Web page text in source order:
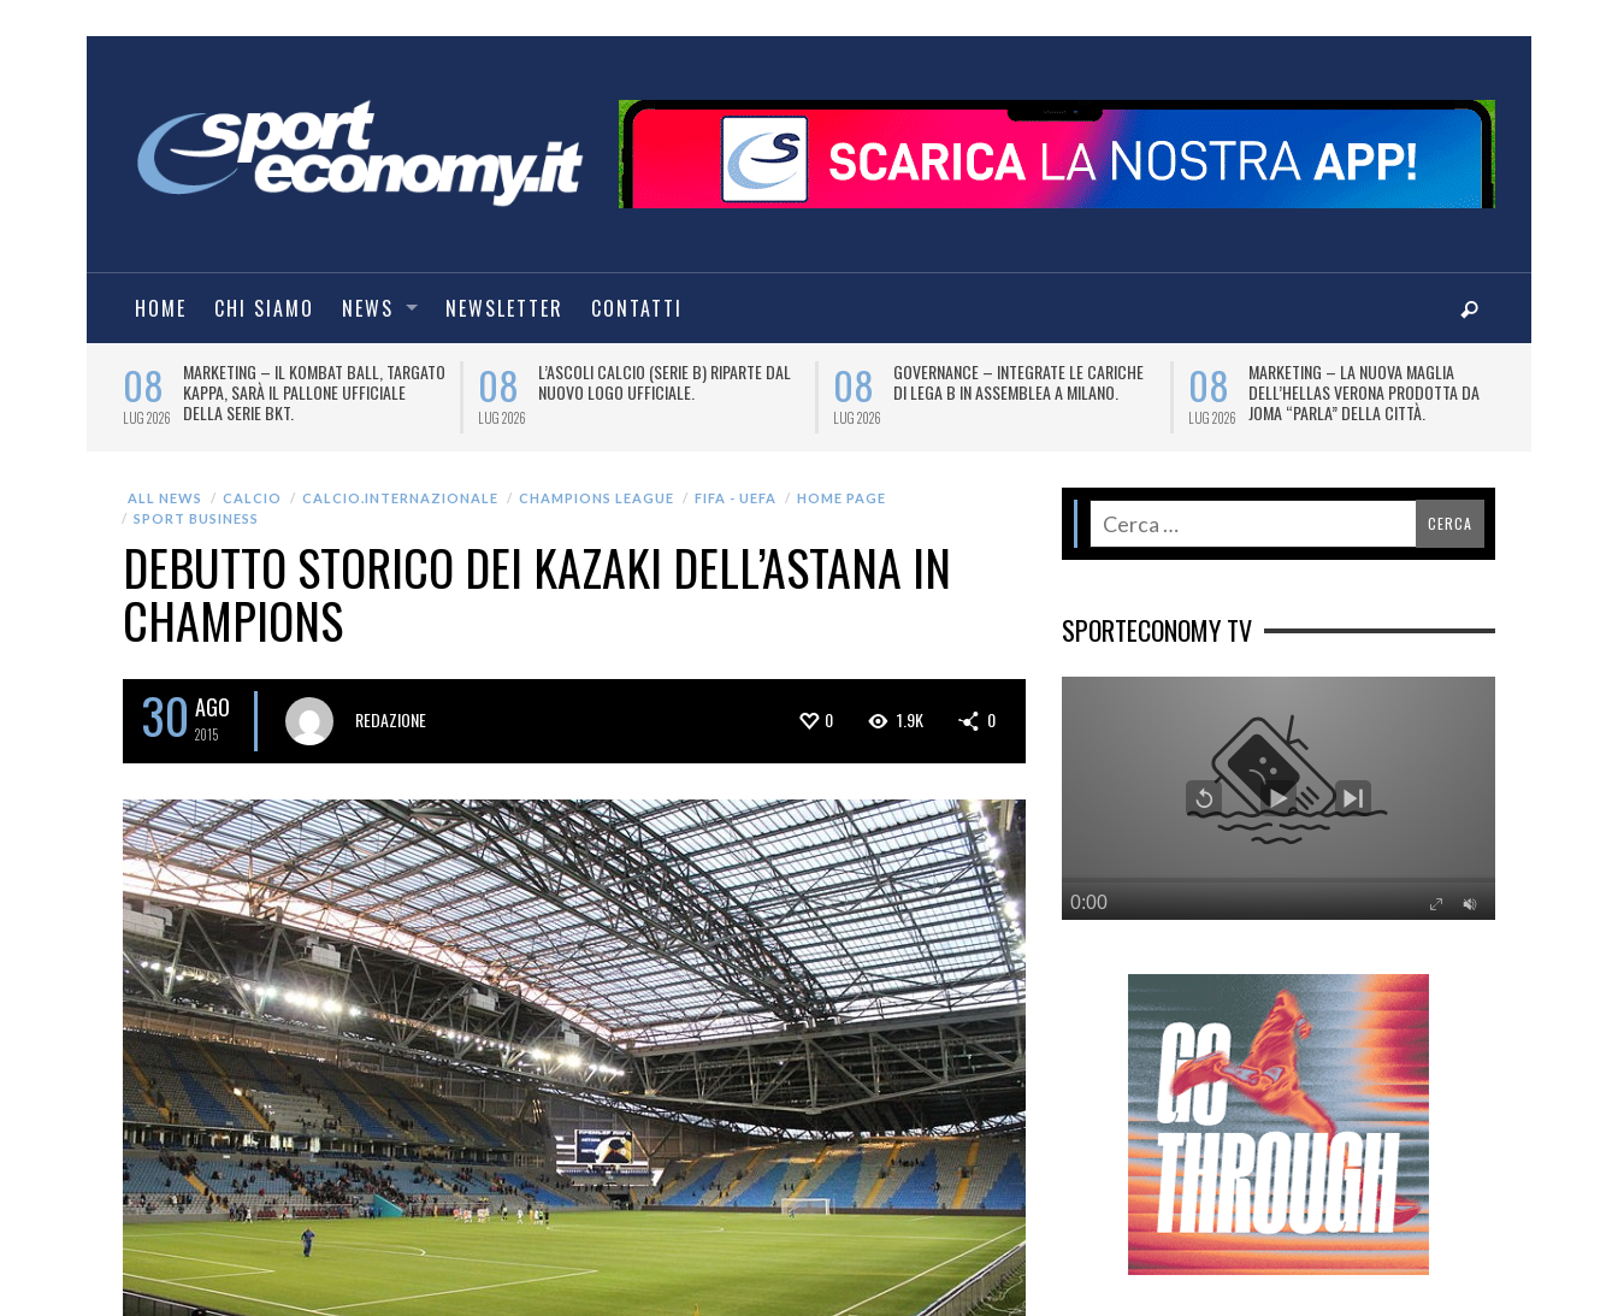
HOME CHI SIAMO NEWS NEWSLETTER CONTATTI
08
LUG 2026
MARKETING – IL KOMBAT BALL, TARGATO
KAPPA, SARÀ IL PALLONE UFFICIALE
DELLA SERIE BKT.
08
LUG 2026
L’ASCOLI CALCIO (SERIE B) RIPARTE DAL
NUOVO LOGO UFFICIALE.
08
LUG 2026
GOVERNANCE – INTEGRATE LE CARICHE
DI LEGA B IN ASSEMBLEA A MILANO.
08
LUG 2026
MARKETING – LA NUOVA MAGLIA
DELL’HELLAS VERONA PRODOTTA DA
JOMA “PARLA” DELLA CITTÀ.
ALL NEWS CALCIO CALCIO.INTERNAZIONALE CHAMPIONS LEAGUE FIFA - UEFA
HOME PAGE
SPORT BUSINESS
DEBUTTO STORICO DEI KAZAKI DELL’ASTANA IN
CHAMPIONS
30 AGO
2015
REDAZIONE 0 1.9K 0
SPORTECONOMY TV